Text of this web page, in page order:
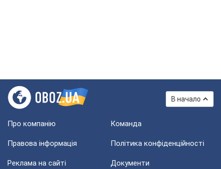
В начало
Про компанію Команда
Правова інформація Політика конфіденційності
Реклама на сайті Документи